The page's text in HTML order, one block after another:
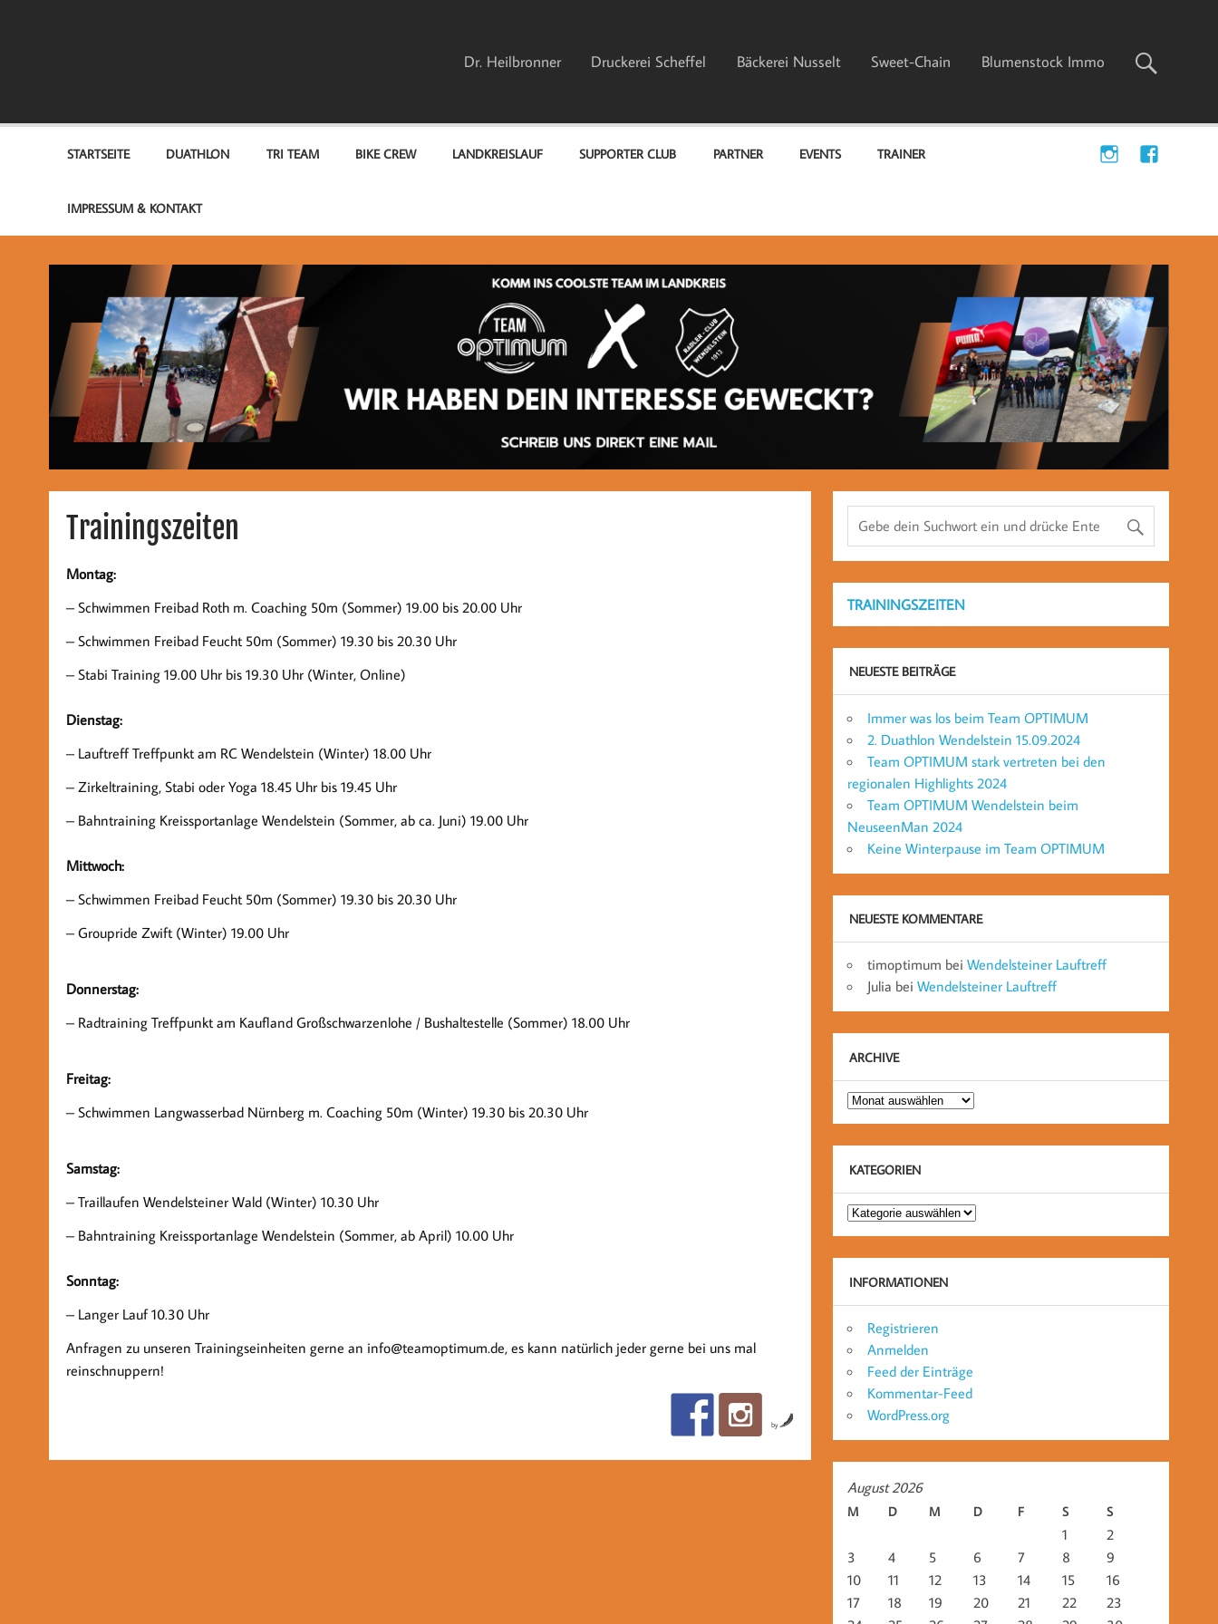
Dr. Heilbronner Druckerei Scheffel Bäckerei Nusselt Sweet-Chain Blumenstock Immo
STARTSEITE DUATHLON TRI TEAM BIKE CREW LANDKREISLAUF SUPPORTER CLUB PARTNER EVENTS TRAINER
IMPRESSUM & KONTAKT
Trainingszeiten
Montag:
– Schwimmen Freibad Roth m. Coaching 50m (Sommer) 19.00 bis 20.00 Uhr
– Schwimmen Freibad Feucht 50m (Sommer) 19.30 bis 20.30 Uhr
– Stabi Training 19.00 Uhr bis 19.30 Uhr (Winter, Online)
Dienstag:
– Lauftreff Treffpunkt am RC Wendelstein (Winter) 18.00 Uhr
– Zirkeltraining, Stabi oder Yoga 18.45 Uhr bis 19.45 Uhr
– Bahntraining Kreissportanlage Wendelstein (Sommer, ab ca. Juni) 19.00 Uhr
Mittwoch:
– Schwimmen Freibad Feucht 50m (Sommer) 19.30 bis 20.30 Uhr
– Groupride Zwift (Winter) 19.00 Uhr
Donnerstag:
– Radtraining Treffpunkt am Kaufland Großschwarzenlohe / Bushaltestelle (Sommer) 18.00 Uhr
Freitag:
– Schwimmen Langwasserbad Nürnberg m. Coaching 50m (Winter) 19.30 bis 20.30 Uhr
Samstag:
– Traillaufen Wendelsteiner Wald (Winter) 10.30 Uhr
– Bahntraining Kreissportanlage Wendelstein (Sommer, ab April) 10.00 Uhr
Sonntag:
– Langer Lauf 10.30 Uhr
Anfragen zu unseren Trainingseinheiten gerne an info@teamoptimum.de, es kann natürlich jeder gerne bei uns mal
reinschnuppern!
by
TRAININGSZEITEN
NEUESTE BEITRÄGE
Immer was los beim Team OPTIMUM
2. Duathlon Wendelstein 15.09.2024
Team OPTIMUM stark vertreten bei den
regionalen Highlights 2024
Team OPTIMUM Wendelstein beim
NeuseenMan 2024
Keine Winterpause im Team OPTIMUM
NEUESTE KOMMENTARE
timoptimum beiWendelsteiner Lauftreff
Julia beiWendelsteiner Lauftreff
ARCHIVE
Archive
KATEGORIEN
Kategorien
INFORMATIONEN
Registrieren
Anmelden
Feed der Einträge
Kommentar-Feed
WordPress.org
August 2026
M D M D F S S
1
2
3
4 5 6 7 8
9
10
11 12 13 14 15
16
17
18 19 20 21 22
23